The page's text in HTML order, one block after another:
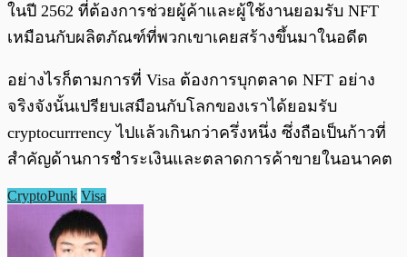
ในปี 2562 ที่ต้องการช่วยผู้ค้าและผู้ใช้งานยอมรับ NFT
เหมือนกับผลิตภัณฑ์ที่พวกเขาเคยสร้างขึ้นมาในอดีต
อย่างไรก็ตามการที่ Visa ต้องการบุกตลาด NFT อย่าง
จริงจังนั้นเปรียบเสมือนกับโลกของเราได้ยอมรับ
cryptocurrrency ไปแล้วเกินกว่าครึ่งหนึ่ง ซึ่งถือเป็นก้าวที่
สำคัญด้านการชำระเงินและตลาดการค้าขายในอนาคต
CryptoPunk Visa